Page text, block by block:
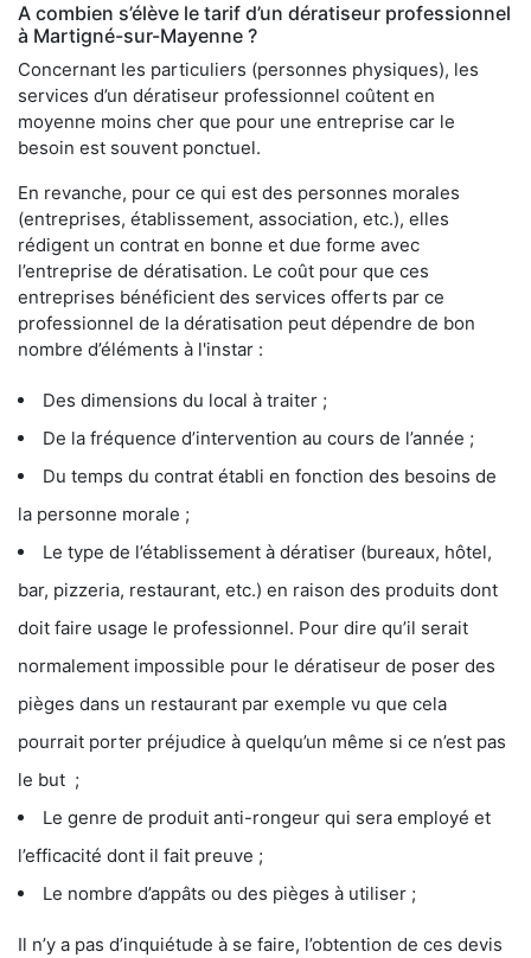
A combien s’élève le tarif d’un dératiseur professionnel
à Martigné-sur-Mayenne ?
Concernant les particuliers (personnes physiques), les
services d’un dératiseur professionnel coûtent en
moyenne moins cher que pour une entreprise car le
besoin est souvent ponctuel.
En revanche, pour ce qui est des personnes morales
(entreprises, établissement, association, etc.), elles
rédigent un contrat en bonne et due forme avec
l’entreprise de dératisation. Le coût pour que ces
entreprises bénéficient des services offerts par ce
professionnel de la dératisation peut dépendre de bon
nombre d’éléments à l'instar :
Des dimensions du local à traiter ;
De la fréquence d’intervention au cours de l’année ;
Du temps du contrat établi en fonction des besoins de
la personne morale ;
Le type de l’établissement à dératiser (bureaux, hôtel,
bar, pizzeria, restaurant, etc.) en raison des produits dont
doit faire usage le professionnel. Pour dire qu’il serait
normalement impossible pour le dératiseur de poser des
pièges dans un restaurant par exemple vu que cela
pourrait porter préjudice à quelqu’un même si ce n’est pas
le but ;
Le genre de produit anti-rongeur qui sera employé et
l’efficacité dont il fait preuve ;
Le nombre d’appâts ou des pièges à utiliser ;
Il n’y a pas d’inquiétude à se faire, l’obtention de ces devis